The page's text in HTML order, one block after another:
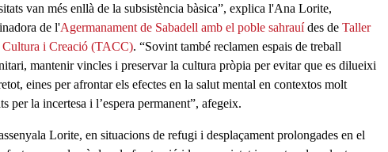
van més enllà de la subsistència bàsica”, explica l'Ana Lorite,
de l'Agermanament de Sabadell amb el poble sahrauídes de Taller
i Creació (TACC). “Sovint també reclamen espais de treball
mantenir vincles i preservar la cultura pròpia per evitar que es dilueixi
eines per afrontar els efectes en la salut mental en contextos molt
per la incertesa i l’espera permanent”, afegeix.
Lorite, en situacions de refugi i desplaçament prolongades en el